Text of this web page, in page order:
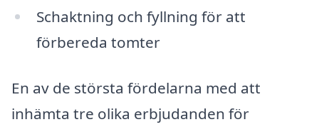
Schaktning och fyllning för att
förbereda tomter
En av de största fördelarna med att
inhämta tre olika erbjudanden för